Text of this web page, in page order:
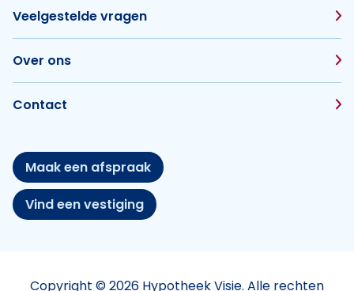
Veelgestelde vragen
Over ons
Contact
Maak een afspraak
Vind een vestiging
Copyright © 2026 Hypotheek Visie. Alle rechten